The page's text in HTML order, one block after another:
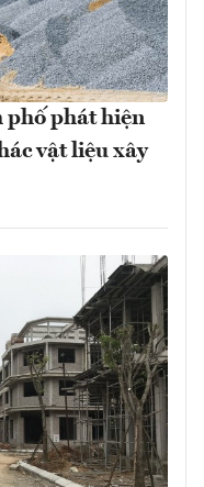
phát hiện
vật liệu xây